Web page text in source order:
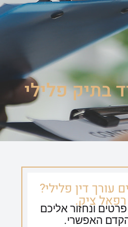
בתיק פלילי
עורך דין פלילי?
רפאל ציק.ונחזור אליכם
האפשרי.